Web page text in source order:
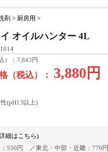
剤 厨房用
オイルハンター 4L
）：7,843円
（税込）： 3,880円
(pH13以上)
細はこちら)
：550円 ／東北・中部・近畿：770円